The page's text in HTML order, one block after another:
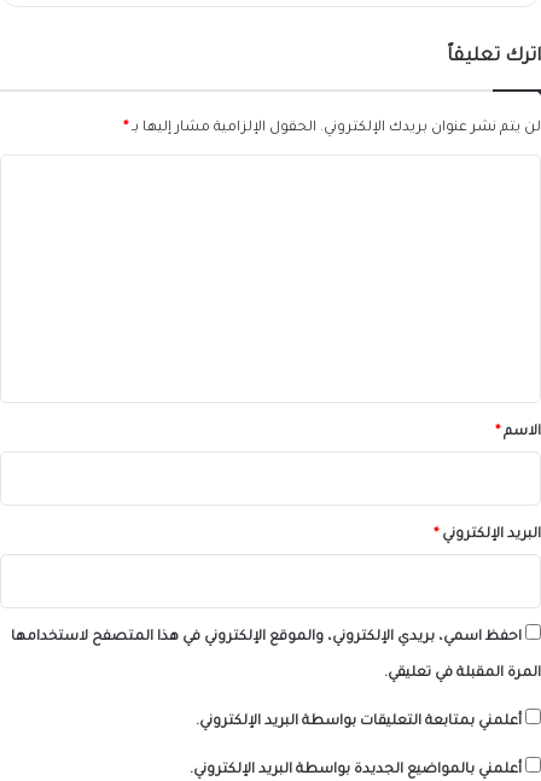
اترك تعليقاً
لن يتم نشر عنوان بريدك الإلكتروني. الحقول الإلزامية مشار إليها بـ *
*الاسم *
البريد الإلكتروني *
احفظ اسمي، بريدي الإلكتروني، والموقع الإلكتروني في هذا المتصفح لاستخدامها
المرة المقبلة في تعليقي.
أعلمني بمتابعة التعليقات بواسطة البريد الإلكتروني.
أعلمني بالمواضيع الجديدة بواسطة البريد الإلكتروني.